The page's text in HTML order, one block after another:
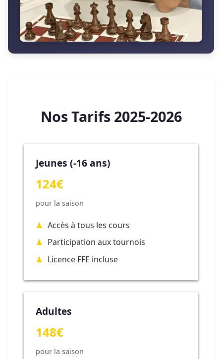
Nos Tarifs 2025-2026
Jeunes (-16 ans)
124€
pour la saison
Accès à tous les cours
Participation aux tournois
Licence FFE incluse
Adultes
148€
pour la saison